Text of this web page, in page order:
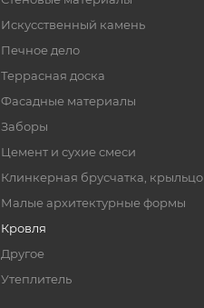
Искусственный камень
Печное дело
Террасная доска
Фасадные материалы
Заборы
Цемент и сухие смеси
Клинкерная брусчатка, крыльцо
Малые архитектурные формы
Кровля
Другое
Утеплитель